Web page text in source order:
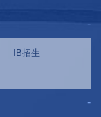
IB招生